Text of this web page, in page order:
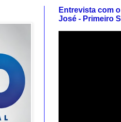
Entrevista com
José - Primeiro